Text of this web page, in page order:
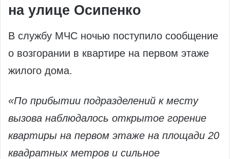
на улице Осипенко
В службу МЧС ночью поступило сообщение
о возгорании в квартире на первом этаже
жилого дома.
«По прибытии подразделений к месту
вызова наблюдалось открытое горение
квартиры на первом этаже на площади 20
квадратных метров и сильное